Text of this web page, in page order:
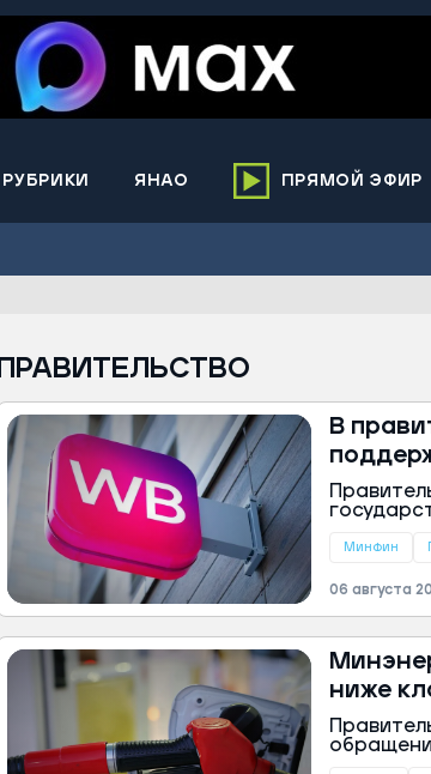
РУБРИКИ ЯНАО
Лабытнанги
Новый Уренгой
Надымский район
Ноябрьск
Приуральский район
Пуровский район
Салехард
Тарко-Сале
Тазовский район
Шурышкарский район
Ямальский район
ПРЯМОЙ ЭФИР
ПРАВИТЕЛЬСТВО
В
Минфин
06 августа
ниже